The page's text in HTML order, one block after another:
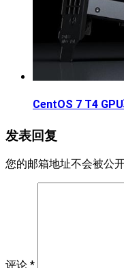
CentOS 7 T4
发表回复
您的邮箱地址不会被公开
评论 *